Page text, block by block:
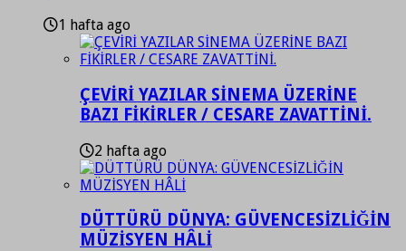
1 hafta ago
ÇEVİRİ YAZILAR SİNEMA ÜZERİNE
BAZI FİKİRLER / CESARE ZAVATTİNİ.
2 hafta ago
DÜTTÜRÜ DÜNYA: GÜVENCESİZLİĞİN
MÜZİSYEN HÂLİ